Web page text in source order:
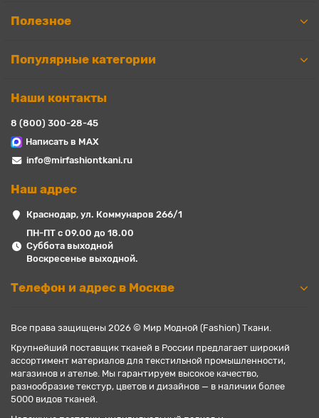
Полезное
Популярные категории
Наши контакты
8 (800) 300-28-45
Написать в MAX
info@mirfashiontkani.ru
Наш адрес
Краснодар, ул. Коммунаров 266/1
ПН-ПТ с 09.00 до 18.00
Суббота выходной
Воскресенье выходной.
Телефон и адрес в Москве
Все права защищены 2026 © Мир Модной (Fashion) Ткани.
Крупнейший поставщик тканей в России предлагает широкий
ассортимент материалов для текстильной промышленности,
магазинов и ателье. Мы гарантируем высокое качество,
разнообразие текстур, цветов и дизайнов — в наличии более
5000 видов тканей.